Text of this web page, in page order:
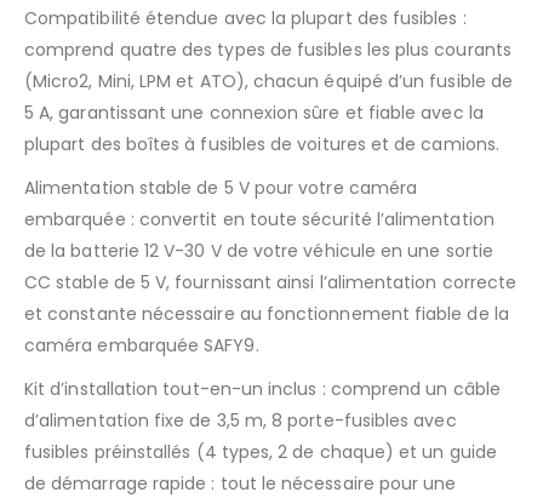
Compatibilité étendue avec la plupart des fusibles :
comprend quatre des types de fusibles les plus courants
(Micro2, Mini, LPM et ATO), chacun équipé d’un fusible de
5 A, garantissant une connexion sûre et fiable avec la
plupart des boîtes à fusibles de voitures et de camions.
Alimentation stable de 5 V pour votre caméra
embarquée : convertit en toute sécurité l’alimentation
de la batterie 12 V-30 V de votre véhicule en une sortie
CC stable de 5 V, fournissant ainsi l’alimentation correcte
et constante nécessaire au fonctionnement fiable de la
caméra embarquée SAFY9.
Kit d’installation tout-en-un inclus : comprend un câble
d’alimentation fixe de 3,5 m, 8 porte-fusibles avec
fusibles préinstallés (4 types, 2 de chaque) et un guide
de démarrage rapide : tout le nécessaire pour une